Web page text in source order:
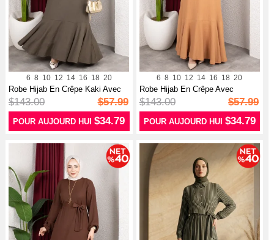
6 8 10 12 14 16 18 20
Robe Hijab En Crêpe Kaki Avec
Manch...
$143.00 $57.99
POUR AUJOURD HUI$34.79
6 8 10 12 14 16 18 20
Robe Hijab En Crêpe Avec
Manches él...
$143.00 $57.99
POUR AUJOURD HUI $34.79